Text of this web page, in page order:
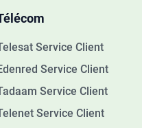
Service Client
Service Client
Service Client
Service Client